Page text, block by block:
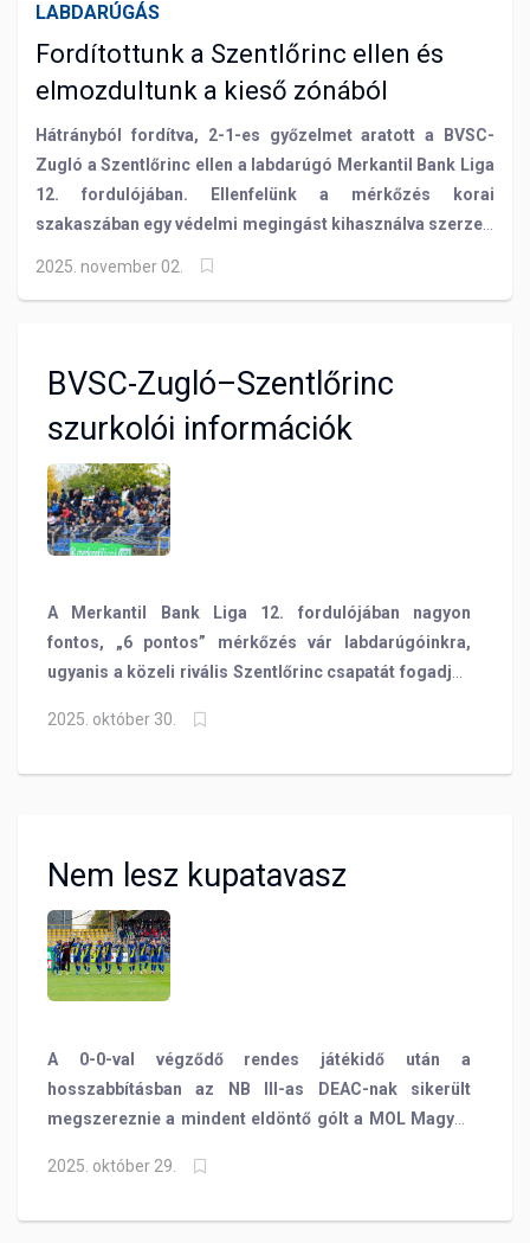
LABDARÚGÁS
Fordítottunk a Szentlőrinc ellen és
elmozdultunk a kieső zónából
Hátrányból fordítva, 2-1-es győzelmet aratott a BVSC-
Zugló a Szentlőrinc ellen a labdarúgó Merkantil Bank Liga
12. fordulójában. Ellenfelünk a mérkőzés korai
szakaszában egy védelmi megingást kihasználva szerzett
a tabellán és már biztos, hogy a vonal fölül várhatja a
következő fordulót.
2025. november 02.
BVSC-Zugló–Szentlőrinc
szurkolói információk
A Merkantil Bank Liga 12. fordulójában nagyon
fontos, „6 pontos” mérkőzés vár labdarúgóinkra,
ugyanis a közeli rivális Szentlőrinc csapatát fogadjuk
szurkolói információkat a vasárnap 13 órakor
2025. október 30.
Nem lesz kupatavasz
A 0-0-val végződő rendes játékidő után a
hosszabbításban az NB III-as DEAC-nak sikerült
megszereznie a mindent eldöntő gólt a MOL Magyar
jutott a sorozat legjobb 16 csapata közé, a tartalékos
2025. október 29.